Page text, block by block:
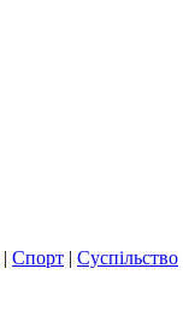
| Спорт | Суспільство